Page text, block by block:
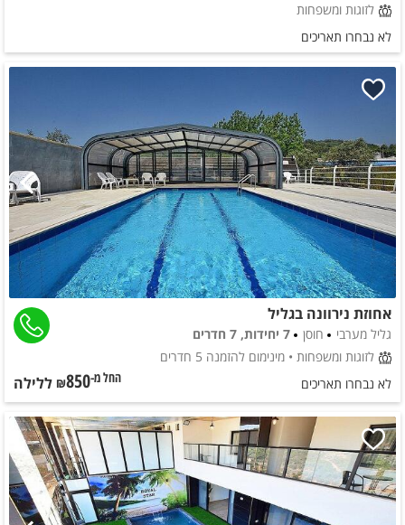
לזוגות ומשפחות
לא נבחרו תאריכים
אחוזת נירוונה בגליל
גליל מערבי חוסן
7 יחידות, 7 חדרים
לזוגות ומשפחות • מינימום להזמנה 5 חדרים
לא נבחרו תאריכים
החל מ-₪850 ללילה